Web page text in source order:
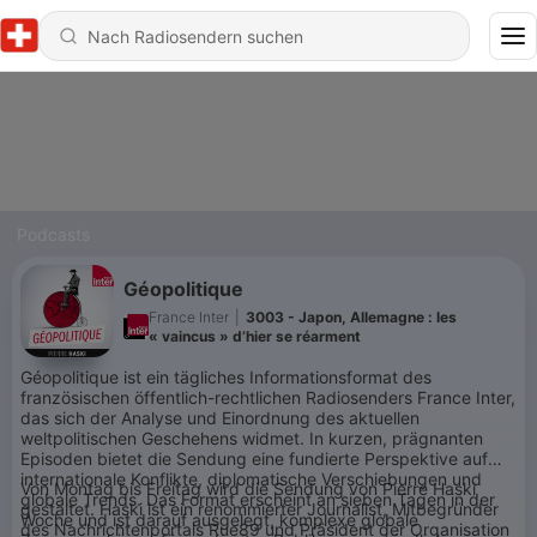
Géopolitique
France Inter
3003 - Japon, Allemagne : les
« vaincus » d’hier se réarment
Géopolitique ist ein tägliches Informationsformat des
französischen öffentlich-rechtlichen Radiosenders France Inter,
das sich der Analyse und Einordnung des aktuellen
weltpolitischen Geschehens widmet. In kurzen, prägnanten
Episoden bietet die Sendung eine fundierte Perspektive auf
internationale Konflikte, diplomatische Verschiebungen und
globale Trends. Das Format erscheint an sieben Tagen in der
Woche und ist darauf ausgelegt, komplexe globale
Von Montag bis Freitag wird die Sendung von Pierre Haski
gestaltet. Haski ist ein renommierter Journalist, Mitbegründer
des Nachrichtenportals Rue89 und Präsident der Organisation